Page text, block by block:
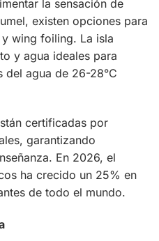
la sensación de
existen opciones para
wing foiling. La isla
y agua ideales para
del agua de 26-28°C
certificadas por
garantizando
En 2026, el
ha crecido un 25% en
de todo el mundo.